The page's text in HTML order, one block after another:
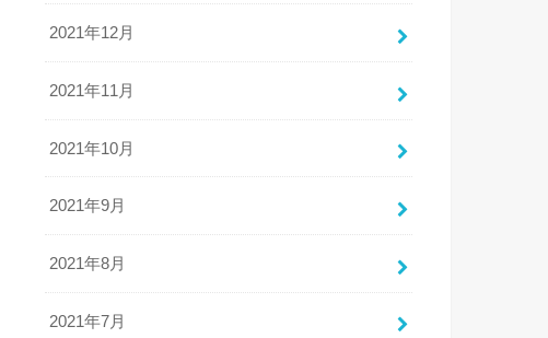
2021年12月
2021年11月
2021年10月
2021年9月
2021年8月
2021年7月